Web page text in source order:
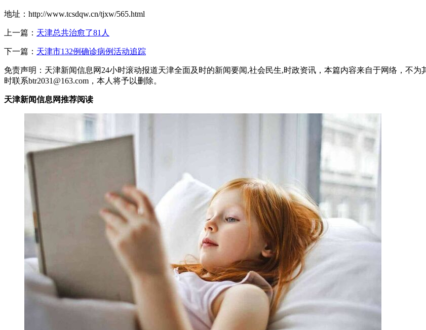
地址：http://www.tcsdqw.cn/tjxw/565.html
上一篇： 天津总共治愈了81人
下一篇： 天津市132例确诊病例活动追踪
免责声明：天津新闻信息网24小时滚动报道天津全面及时的新闻要闻,社会民生,时政资讯，本篇内容来自于网络，不
时联系btr2031@163.com，本人将予以删除。
天津新闻信息网推荐阅读